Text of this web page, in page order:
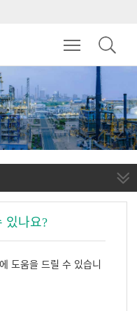
Toggle
있나요?
도움을 드릴 수 있습니